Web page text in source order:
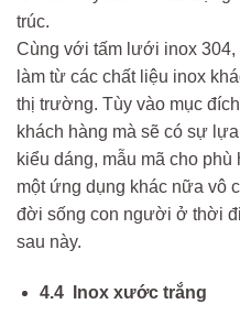
trúc.
Cùng với tấm lưới inox
làm từ các chất liệu inox
thị trường. Tùy vào mục
khách hàng mà sẽ có sự
kiểu dáng, mẫu mã cho
một ứng dụng khác nữa vô
đời sống con người ở thời
sau này.
4.4 Inox xước trắng